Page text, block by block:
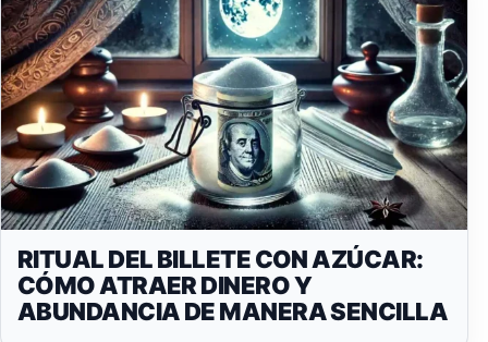
RITUAL DEL BILLETE CON AZÚCAR:
CÓMO ATRAER DINERO Y
ABUNDANCIA DE MANERA SENCILLA